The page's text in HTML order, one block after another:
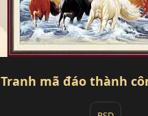
Tranh mã đáo thành